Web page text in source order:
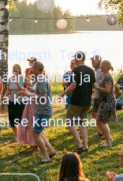
Teot.fi
selkeät ja
kertovat
se kannattaa